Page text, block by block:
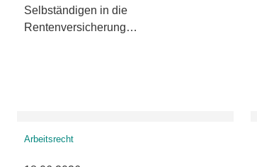
Selbständigen in die
Rentenversicherung…
Arbeitsrecht